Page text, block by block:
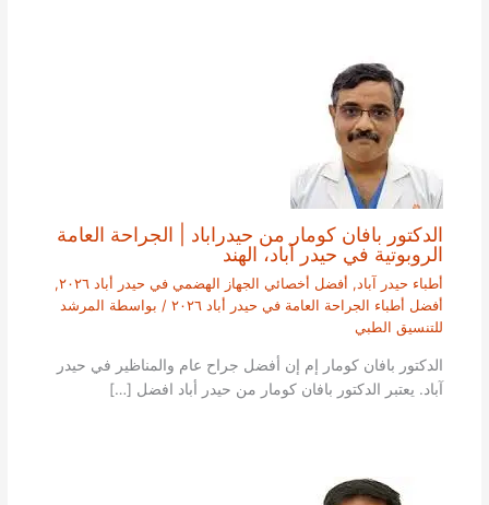
الدكتور بافان كومار من حيدراباد | الجراحة العامة
الروبوتية في حيدر آباد، الهند
أطباء حيدر آباد , أفضل أخصائي الجهاز الهضمي في حيدر أباد ٢٠٢٦
,
أفضل أطباء الجراحة العامة في حيدر أباد ٢٠٢٦
/ بواسطة المرشد
للتنسيق الطبي
الدكتور بافان كومار إم إن أفضل جراح عام والمناظير في حيدر
آباد. يعتبر الدكتور بافان كومار من حيدر أباد افضل […]